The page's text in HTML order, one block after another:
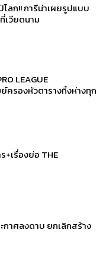
โลก!! การีน่าเผยรูปแบบ
เวียดนาม
LEAGUE
ครองหัวตารางทิ้งห่างทุก
+เรื่องย่อ THE
กาศลงดาบ ยกเลิกสร้าง